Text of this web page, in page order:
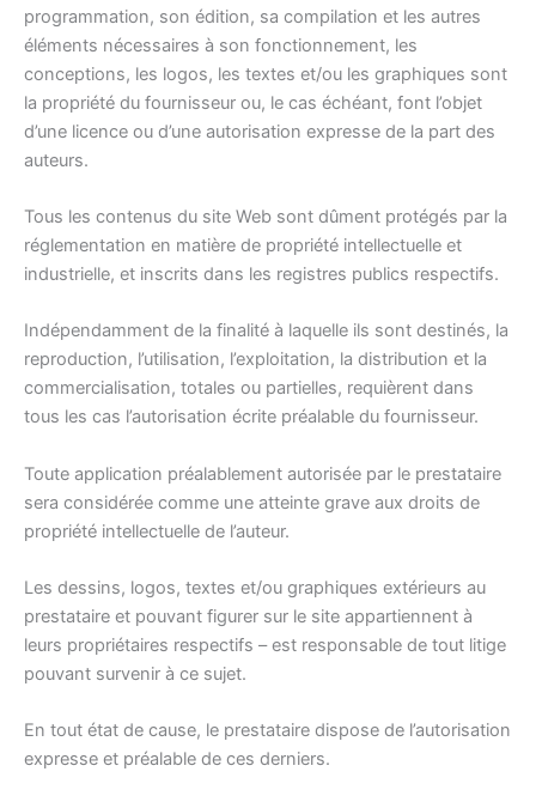
programmation, son édition, sa compilation et les autres
éléments nécessaires à son fonctionnement, les
conceptions, les logos, les textes et/ou les graphiques sont
la propriété du fournisseur ou, le cas échéant, font l’objet
d’une licence ou d’une autorisation expresse de la part des
auteurs.
Tous les contenus du site Web sont dûment protégés par la
réglementation en matière de propriété intellectuelle et
industrielle, et inscrits dans les registres publics respectifs.
Indépendamment de la finalité à laquelle ils sont destinés, la
reproduction, l’utilisation, l’exploitation, la distribution et la
commercialisation, totales ou partielles, requièrent dans
tous les cas l’autorisation écrite préalable du fournisseur.
Toute application préalablement autorisée par le prestataire
sera considérée comme une atteinte grave aux droits de
propriété intellectuelle de l’auteur.
Les dessins, logos, textes et/ou graphiques extérieurs au
prestataire et pouvant figurer sur le site appartiennent à
leurs propriétaires respectifs – est responsable de tout litige
pouvant survenir à ce sujet.
En tout état de cause, le prestataire dispose de l’autorisation
expresse et préalable de ces derniers.